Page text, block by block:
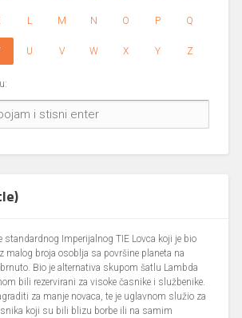
L M N O P Q
U V W X Y Z
standardnog Imperijalnog TIE Lovca koji je bio
malog broja osoblja sa površine planeta na
Bio je alternativa skupom šatlu Lambda
bili rezervirani za visoke časnike i službenike.
za manje novaca, te je uglavnom služio za
koji su bili blizu borbe ili na samim